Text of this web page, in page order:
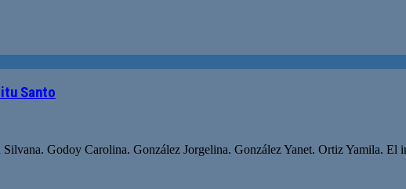
Santo
Godoy Carolina. González Jorgelina. González Yanet. Ortiz Yamila. El